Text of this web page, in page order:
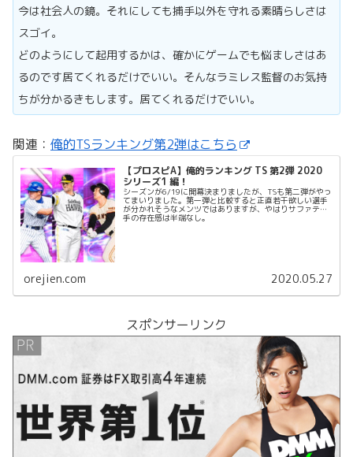
今は社会人の鏡。それにしても捕手以外を守れる素晴らしさは
スゴイ。
どのようにして起用するかは、確かにゲームでも悩ましさはあ
るのです居てくれるだけでいい。そんなラミレス監督のお気持
ちが分かるきもします。居てくれるだけでいい。
関連： 俺的TSランキング第2弾はこちら
【プロスピA】俺的ランキング TS 第2弾 2020
シリーズ1 編！
シーズンが6/19に開幕決まりましたが、TSも第二弾がやっ
てまいりました。第一弾と比較すると正直若干欲しい選手
が分かれそうなメンツではありますが、やはりサファテ投
手の存在感は半端なし。
orejien.com 2020.05.27
スポンサーリンク